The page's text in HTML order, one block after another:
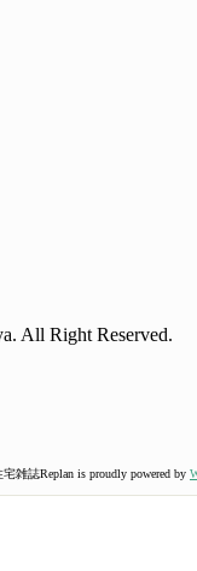
All Right Reserved.
雑誌Replan is proudly powered by